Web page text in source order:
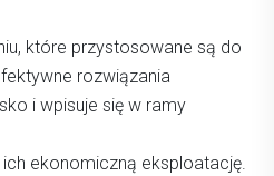
które przystosowane są do
rozwiązania
i wpisuje się w ramy
ekonomiczną eksploatację.